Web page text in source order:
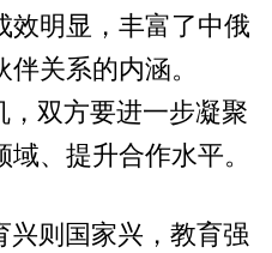
效明显，丰富了中俄
关系的内涵。
，双方要进一步凝聚
、提升合作水平。
兴则国家兴，教育强